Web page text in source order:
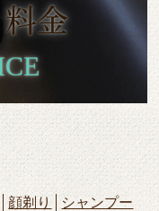
金
顔剃り シャンプー